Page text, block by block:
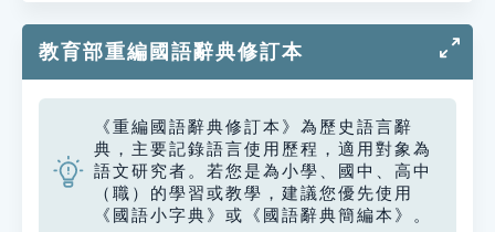
教育部重編國語辭典修訂本
《重編國語辭典修訂本》為歷史語言辭
典，主要記錄語言使用歷程，適用對象為
語文研究者。若您是為小學、國中、高中
（職）的學習或教學，建議您優先使用
《國語小字典》或《國語辭典簡編本》。